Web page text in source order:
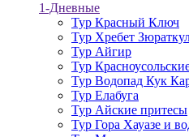
1-Дневные
Тур Красный Ключ
Тур Хребет
Тур Айгир
Тур
Тур Водопад Кук
Тур Елабуга
Тур Айские притесы
Тур Гора Хауазе и